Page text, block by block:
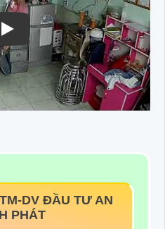
DV ĐẦU TƯ AN
PHÁT